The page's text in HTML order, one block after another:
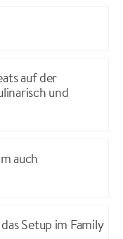
auf der
und
auch
Setup im Family